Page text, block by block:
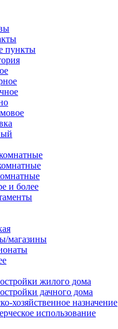
пункты
и более
магазины
жилого дома
дачного дома
хозяйственное назначение
использование